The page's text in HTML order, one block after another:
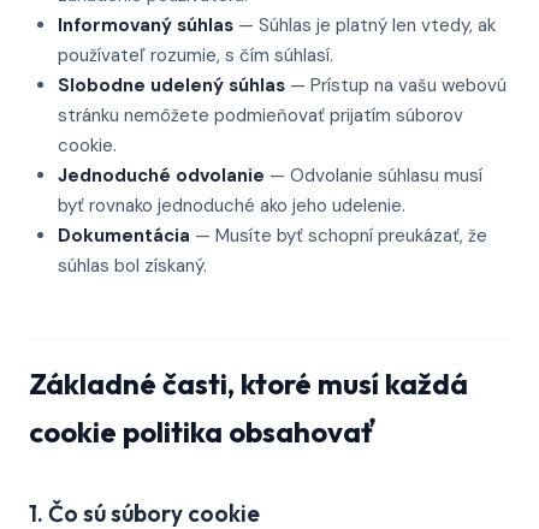
Informovaný súhlas — Súhlas je platný len vtedy, ak
používateľ rozumie, s čím súhlasí.
Slobodne udelený súhlas — Prístup na vašu webovú
stránku nemôžete podmieňovať prijatím súborov
cookie.
Jednoduché odvolanie — Odvolanie súhlasu musí
byť rovnako jednoduché ako jeho udelenie.
Dokumentácia — Musíte byť schopní preukázať, že
súhlas bol získaný.
Základné časti, ktoré musí každá
cookie politika obsahovať
1. Čo sú súbory cookie